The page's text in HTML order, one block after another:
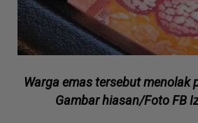
Warga emas tersebut menolak
Gambar hiasan/Foto FB